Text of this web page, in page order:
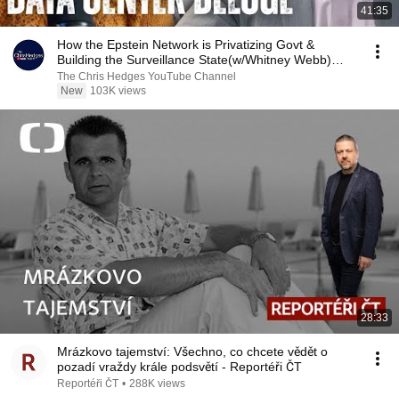
41:35
How the Epstein Network is Privatizing Govt &
Building the Surveillance State(w/Whitney Webb)
|TCHR
The Chris Hedges YouTube Channel
New
103K views
28:33
Mrázkovo tajemství: Všechno, co chcete vědět o
pozadí vraždy krále podsvětí - Reportéři ČT
Reportéři ČT • 288K views